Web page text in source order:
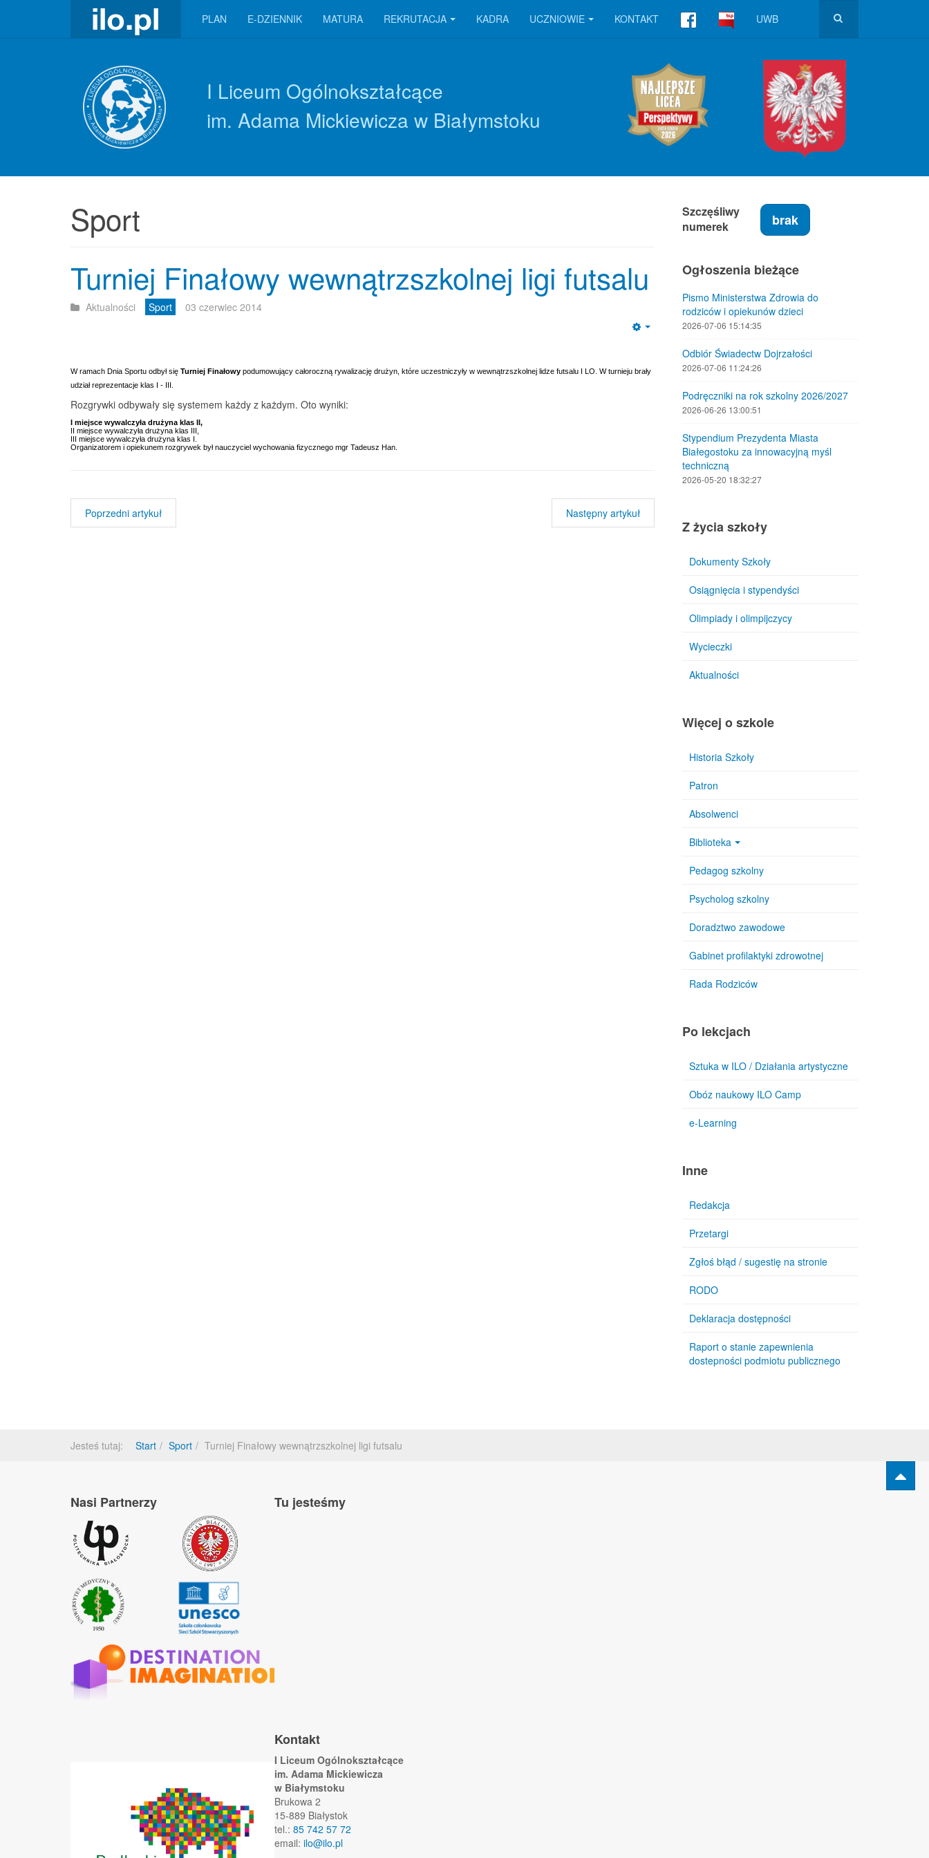
PLAN E-DZIENNIK MATURA REKRUTACJA KADRA UCZNIOWIE KONTAKT UWB
I Liceum Ogólnokształcące
im. Adama Mickiewicza w Białymstoku
Sport
Turniej Finałowy wewnątrzszkolnej ligi futsalu
Aktualności Sport 03 czerwiec 2014
W ramach Dnia Sportu odbył się Turniej Finałowy podumowujący całoroczną rywalizację drużyn, które uczestniczyły w wewnątrzszkolnej lidze futsalu I LO. W turnieju brały
udział reprezentacje klas I - III.
Rozgrywki odbywały się systemem każdy z każdym. Oto wyniki:
I miejsce wywalczyła drużyna klas II,
II miejsce wywalczyła drużyna klas III,
III miejsce wywalczyła drużyna klas I.
Organizatorem i opiekunem rozgrywek był nauczyciel wychowania fizycznego mgr Tadeusz Han.
Poprzedni artykuł Następny artykuł
Szczęśliwy
numerek
brak
Ogłoszenia bieżące
Pismo Ministerstwa Zdrowia do
rodziców i opiekunów dzieci
2026-07-06 15:14:35
Odbiór Świadectw Dojrzałości
2026-07-06 11:24:26
Podręczniki na rok szkolny 2026/2027
2026-06-26 13:00:51
Stypendium Prezydenta Miasta
Białegostoku za innowacyjną myśl
techniczną
2026-05-20 18:32:27
Z życia szkoły
Dokumenty Szkoły
Osiągnięcia i stypendyści
Olimpiady i olimpijczycy
Wycieczki
Aktualności
Więcej o szkole
Historia Szkoły
Patron
Absolwenci
Biblioteka
Pedagog szkolny
Psycholog szkolny
Doradztwo zawodowe
Gabinet profilaktyki zdrowotnej
Rada Rodziców
Po lekcjach
Sztuka w ILO / Działania artystyczne
Obóz naukowy ILO Camp
e-Learning
Inne
Redakcja
Przetargi
Zgłoś błąd / sugestię na stronie
RODO
Deklaracja dostępności
Raport o stanie zapewnienia
dostepności podmiotu publicznego
Jesteś tutaj: Start Sport Turniej Finałowy wewnątrzszkolnej ligi futsalu
Nasi Partnerzy Tu jesteśmy
Kontakt
I Liceum Ogólnokształcące
im. Adama Mickiewicza
w Białymstoku
Brukowa 2
15-889 Białystok
tel.: 85 742 57 72
email: ilo@ilo.pl